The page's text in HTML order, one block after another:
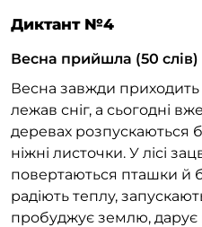
Диктант №4
Весна прийшла (50 слів)
Весна завжди
лежав сніг, а сьогодні
деревах розпускаються
ніжні листочки. У лісі
повертаються пташки й
радіють теплу,
пробуджує землю, дарує